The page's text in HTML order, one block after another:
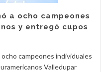
a ocho campeones
y entregó cupos
campeones individuales
Valledupar